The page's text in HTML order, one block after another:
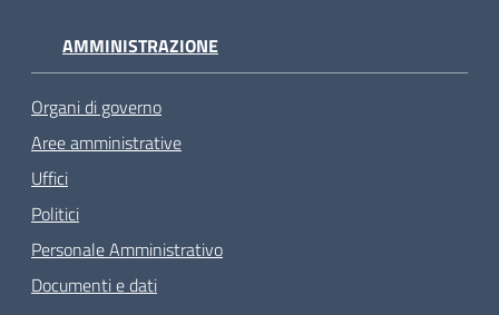
AMMINISTRAZIONE
Organi di governo
Aree amministrative
Uffici
Politici
Personale Amministrativo
Documenti e dati